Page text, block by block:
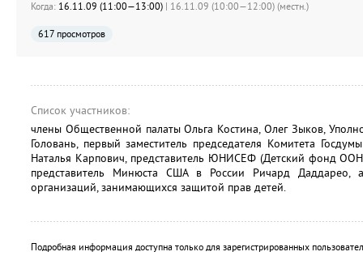
Когда: 16.11.09 (11:00—13:00) | 16.11.09 (10:00—12:00) (местн.)
617 просмотров
Список участников:
члены Общественной палаты Ольга Костина, Олег Зыков,
Головань, первый заместитель председателя Комитета
Наталья Карпович, представитель ЮНИСЕФ (Детский фонд
представитель Минюста США в России Ричард Даддарео,
организаций, занимающихся защитой прав детей.
Подробная информация доступна только для зарегистрированных